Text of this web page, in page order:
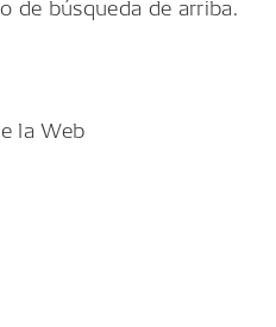
la Web